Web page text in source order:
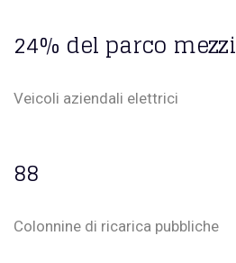
24% del parco mezzi
Veicoli aziendali elettrici
88
Colonnine di ricarica pubbliche